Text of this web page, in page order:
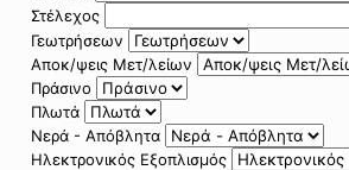
Στέλεχος
Γεωτρήσεων
Αποκ/ψεις Μετ/λείων
Πράσινο
Πλωτά
Νερά - Απόβλητα
Ηλεκτρονικός Εξοπλισμός